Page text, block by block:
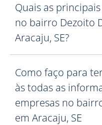
Quais as
no bairro Dezoito
Aracaju, SE?
Como faço para
às todas as
empresas no
em Aracaju, SE